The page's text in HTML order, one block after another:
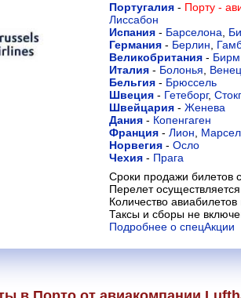
Португалия - Порту -
Лиссабон
Испания - Барселона
Германия - Берлин
Великобритания -
Италия - Болонья
Бельгия - Брюссель
Швеция - Гетеборг,
Швейцария - Женева
Дания - Копенгаген
Франция - Лион
Норвегия - Осло
Чехия - Прага
Сроки продажи билетов
Перелет
Количество
Таксы и сборы не
Подробнее о спецАкции